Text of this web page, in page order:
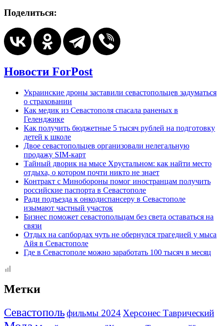
Поделиться:
Новости ForPost
Украинские дроны заставили севастопольцев задуматься
о страховании
Как медик из Севастополя спасала раненых в
Геленджике
Как получить бюджетные 5 тысяч рублей на подготовку
детей к школе
Двое севастопольцев организовали нелегальную
продажу SIM-карт
Тайный дворик на мысе Хрустальном: как найти место
отдыха, о котором почти никто не знает
Контракт с Минобороны помог иностранцам получить
российские паспорта в Севастополе
Ради подъезда к онкодиспансеру в Севастополе
изымают частный участок
Бизнес поможет севастопольцам без света оставаться на
связи
Отдых на сапбордах чуть не обернулся трагедией у мыса
Айя в Севастополе
Где в Севастополе можно заработать 100 тысяч в месяц
Метки
Севастопольфильмы 2024 Херсонес Таврический